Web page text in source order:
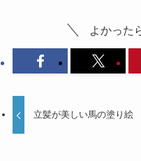
よかった
立髪が美しい馬の塗り絵